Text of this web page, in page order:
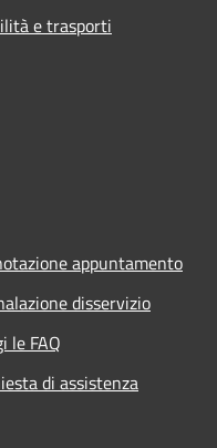
e trasporti
appuntamento
disservizio
le FAQ
di assistenza